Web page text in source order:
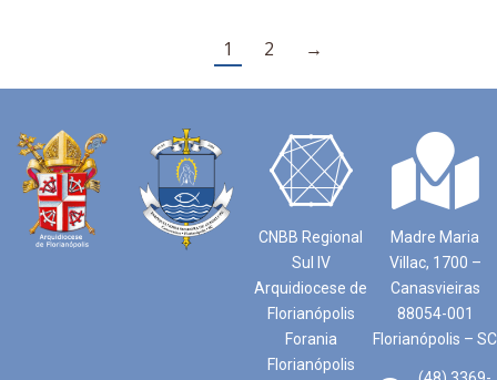
1 2 →
CNBB Regional
Sul IV
Arquidiocese de
Florianópolis
Forania
Florianópolis
Madre Maria
Villac, 1700 –
Canasvieiras
88054-001
Florianópolis – SC